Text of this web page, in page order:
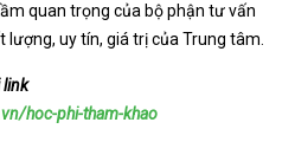
quan trọng của bộ phận tư vấn
uy tín, giá trị của Trung tâm.
link
hoc-phi-tham-khao